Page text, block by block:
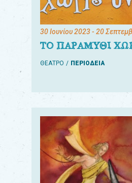
30 Ιουνίου 2023- 20
ΤΟ ΠΑΡΑΜΥΘΙ
ΘΕΑΤΡΟ ΠΕΡΙΟΔΕΙΑ